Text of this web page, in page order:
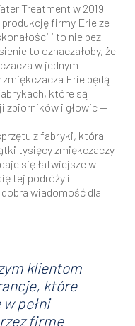
Treatment w 2019
firmy Erie ze
i to nie bez
to oznaczałoby, że
w jednym
Erie będą
które są
zbiorników i głowic —
z fabryki, która
tysięcy zmiękczaczy
się łatwiejsze w
tej podróży i
wiadomość dla
klientom
które
pełni
firmę